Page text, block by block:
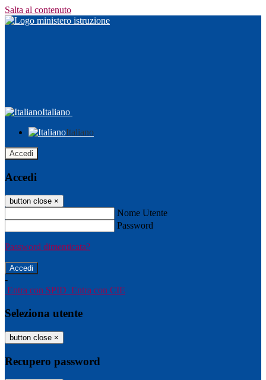
Salta al contenuto
Italiano
Italiano
Accedi
Accedi
button close ×
Nome Utente
Password
Password dimenticata?
-
Entra con SPID Entra con CIE
Seleziona utente
button close ×
Recupero password